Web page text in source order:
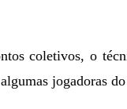
coletivos, o
jogadoras